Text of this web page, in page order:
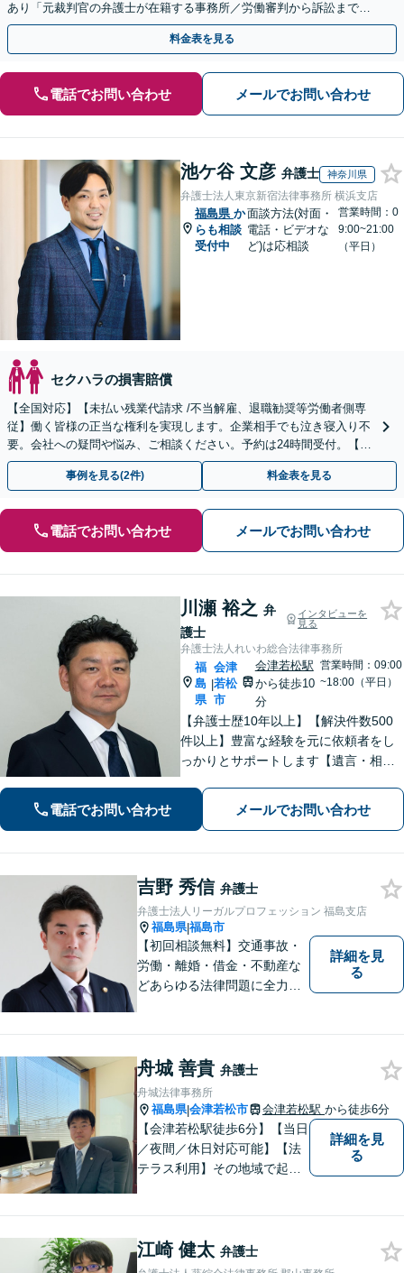
あり「元裁判官の弁護士が在籍する事務所／労働審判から訴訟まで、
裁判官経験を活かした最適な戦略を立案」
料金表を見る
電話でお問い合わせ メールでお問い合わせ
池ケ谷 文彦 弁護士 神奈川県
弁護士法人東京新宿法律事務所 横浜支店
福島県 か
らも相談
受付中
面談方法(対面・
電話・ビデオな
ど)は応相談
営業時間：0
9:00~21:00
（平日）
セクハラの損害賠償
【全国対応】【未払い残業代請求 /不当解雇、退職勧奨等労働者側専
従】働く皆様の正当な権利を実現します。企業相手でも泣き寝入り不
要。会社への疑問や悩み、ご相談ください。予約は24時間受付。【初
回面談無料】【夜間・休日対応可】
事例を見る(2件) 料金表を見る
電話でお問い合わせ メールでお問い合わせ
川瀬 裕之 弁
護士
インタビューを
見る
弁護士法人れいわ総合法律事務所
福
島
県
|
会津
若松
市
会津若松駅
から徒歩10
分
営業時間：09:00
~18:00（平日）
【弁護士歴10年以上】【解決件数500
件以上】豊富な経験を元に依頼者をし
っかりとサポートします【遺言・相
目指します【離婚・男女問題】離婚は
人それぞれ置かれた状況が異なるた
電話でお問い合わせ メールでお問い合わせ
吉野 秀信 弁護士
弁護士法人リーガルプロフェッション 福島支店
福島県|福島市
【初回相談無料】交通事故・
労働・離婚・借金・不動産な
どあらゆる法律問題に全力を
す。お困りの方はまずはご相
談ください。
詳細を見
る
舟城 善貴 弁護士
舟城法律事務所
福島県|会津若松市 会津若松駅 から徒歩6分
【会津若松駅徒歩6分】【当日
／夜間／休日対応可能】【法
テラス利用】その地域で起こ
原動力です。トラブルがより
複雑化してしまう前に、ぜひ
詳細を見
る
江崎 健太 弁護士